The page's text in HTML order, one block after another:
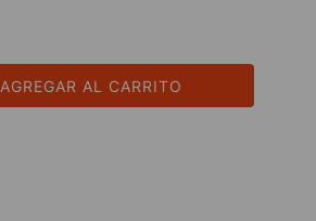
AGREGAR AL CARRITO